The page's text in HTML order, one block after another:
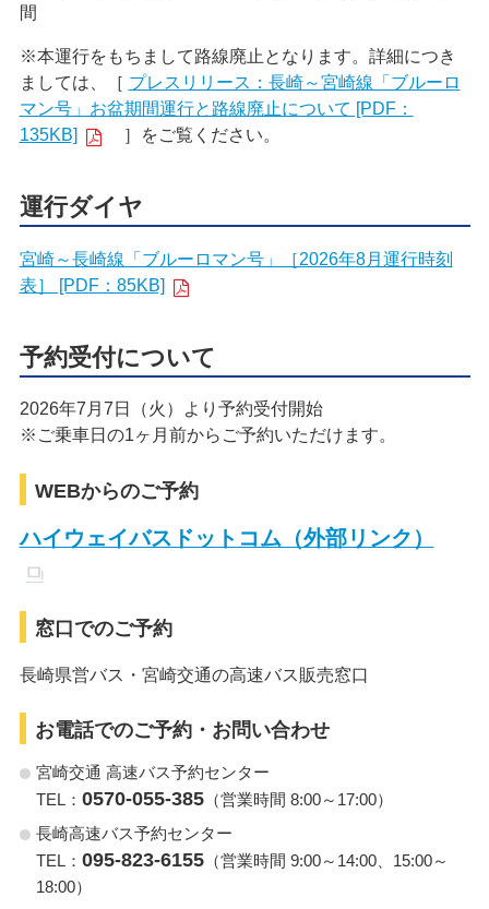
間
※本運行をもちまして路線廃止となります。詳細につき
ましては、［ プレスリリース：長崎～宮崎線「ブルーロ
マン号」お盆期間運行と路線廃止について [PDF：
135KB]
］をご覧ください。
運行ダイヤ
宮崎～長崎線「ブルーロマン号」［2026年8月運行時刻
表］ [PDF：85KB]
予約受付について
2026年7月7日（火）より予約受付開始
※ご乗車日の1ヶ月前からご予約いただけます。
WEBからのご予約
ハイウェイバスドットコム（外部リンク）
窓口でのご予約
長崎県営バス・宮崎交通の高速バス販売窓口
お電話でのご予約・お問い合わせ
宮崎交通 高速バス予約センター
TEL： 0570-055-385（営業時間 8:00～17:00）
長崎高速バス予約センター
TEL： 095-823-6155（営業時間 9:00～14:00、15:00～
18:00）